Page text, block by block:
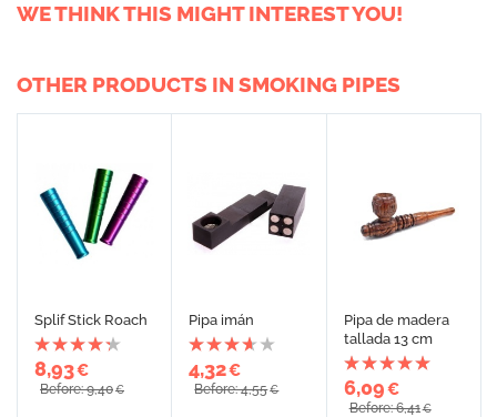
WE THINK THIS MIGHT INTEREST YOU!
OTHER PRODUCTS IN SMOKING PIPES
Splif Stick Roach
8,93€
Before: 9,40€
Pipa imán
4,32€
Before: 4,55€
Pipa de madera
tallada 13 cm
6,09€
Before: 6,41€